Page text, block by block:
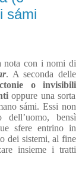
sámi
nota con i nomi di
. A seconda delle
o invisibili
oppure una sorta
sámi. Essi non
bensì
sfere entrino in
dei sistemi, al fine
insieme i tratti